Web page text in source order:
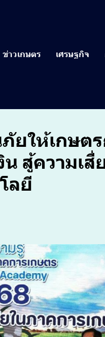
ข่าวเกษตร เศรษฐกิจ
ภัยให้เกษต
สู้ความเสี่
ลยี